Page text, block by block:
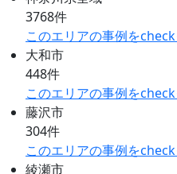
3768件
このエリアの事例を
大和市
448件
このエリアの事例を
藤沢市
304件
このエリアの事例を
綾瀬市